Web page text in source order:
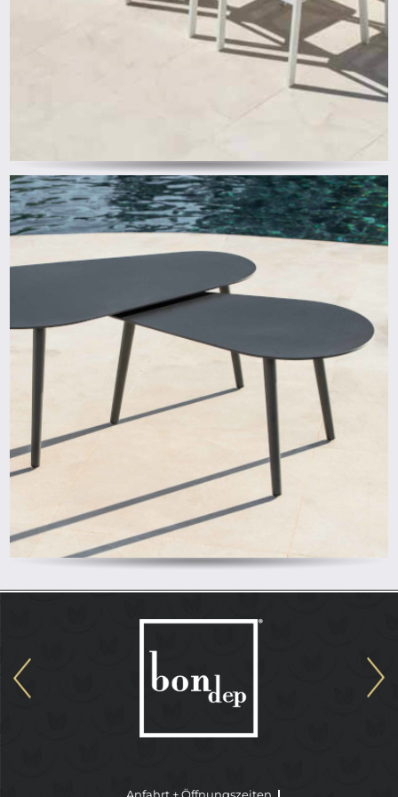
Anfahrt + Öffnungszeiten